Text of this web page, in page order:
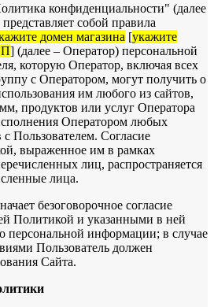
конфиденциальности" (далее
собой правила
домен магазина [укажите
] (далее – Оператор) персональной
которую Оператор, включая всех
с Оператором, могут получить о
им любого из сайтов,
продуктов или услуг Оператора
Оператором любых
Пользователем. Согласие
выраженное им в рамках
лиц, распространяется
лица.
безоговорочное согласие
Политикой и указанными в ней
персональной информации; в случае
Пользователь должен
Сайта.